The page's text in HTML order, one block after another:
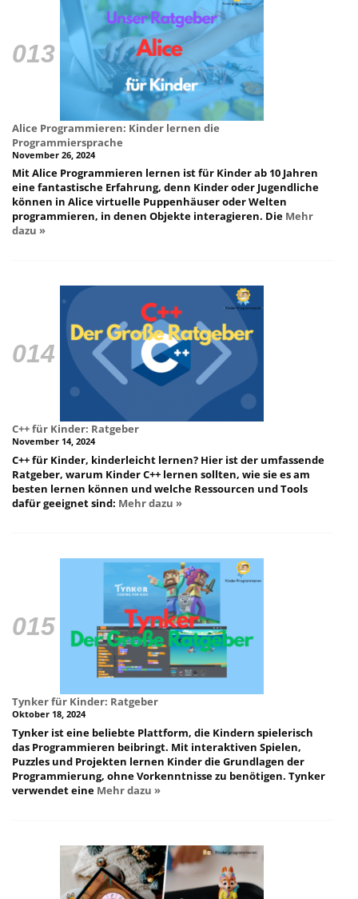
Alice Programmieren: Kinder lernen die
Programmiersprache
November 26, 2024
Mit Alice Programmieren lernen ist für Kinder ab 10 Jahren
eine fantastische Erfahrung, denn Kinder oder Jugendliche
können in Alice virtuelle Puppenhäuser oder Welten
programmieren, in denen Objekte interagieren. Die Mehr
dazu »
C++ für Kinder: Ratgeber
November 14, 2024
C++ für Kinder, kinderleicht lernen? Hier ist der umfassende
Ratgeber, warum Kinder C++ lernen sollten, wie sie es am
besten lernen können und welche Ressourcen und Tools
dafür geeignet sind: Mehr dazu »
Tynker für Kinder: Ratgeber
Oktober 18, 2024
Tynker ist eine beliebte Plattform, die Kindern spielerisch
das Programmieren beibringt. Mit interaktiven Spielen,
Puzzles und Projekten lernen Kinder die Grundlagen der
Programmierung, ohne Vorkenntnisse zu benötigen. Tynker
verwendet eine Mehr dazu »